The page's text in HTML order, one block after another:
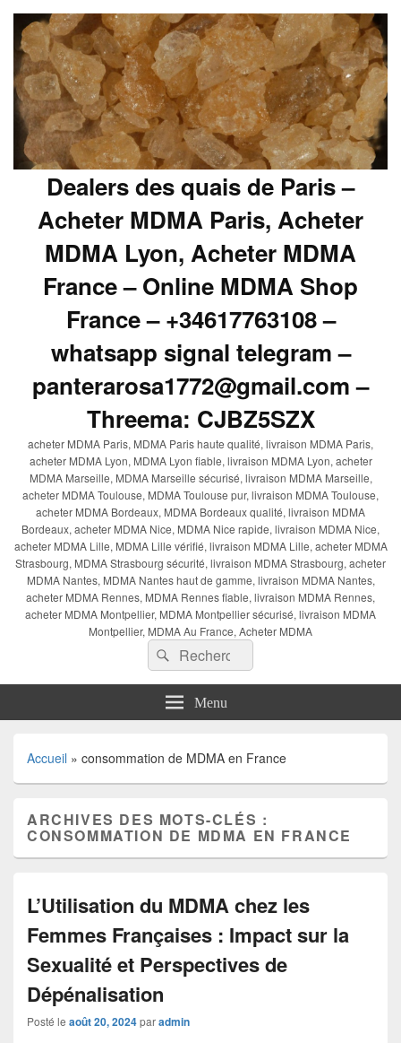
Dealers des quais de Paris –
Acheter MDMA Paris, Acheter
MDMA Lyon, Acheter MDMA
France – Online MDMA Shop
France – +34617763108 –
whatsapp signal telegram –
panterarosa1772@gmail.com –
Threema: CJBZ5SZX
acheter MDMA Paris, MDMA Paris haute qualité, livraison MDMA Paris,
acheter MDMA Lyon, MDMA Lyon fiable, livraison MDMA Lyon, acheter
MDMA Marseille, MDMA Marseille sécurisé, livraison MDMA Marseille,
acheter MDMA Toulouse, MDMA Toulouse pur, livraison MDMA Toulouse,
acheter MDMA Bordeaux, MDMA Bordeaux qualité, livraison MDMA
Bordeaux, acheter MDMA Nice, MDMA Nice rapide, livraison MDMA Nice,
acheter MDMA Lille, MDMA Lille vérifié, livraison MDMA Lille, acheter MDMA
Strasbourg, MDMA Strasbourg sécurité, livraison MDMA Strasbourg, acheter
MDMA Nantes, MDMA Nantes haut de gamme, livraison MDMA Nantes,
acheter MDMA Rennes, MDMA Rennes fiable, livraison MDMA Rennes,
acheter MDMA Montpellier, MDMA Montpellier sécurisé, livraison MDMA
Montpellier, MDMA Au France, Acheter MDMA
Recherche :
Rechercher
Menu
Accueil » consommation de MDMA en France
ARCHIVES DES MOTS-CLÉS :
CONSOMMATION DE MDMA EN FRANCE
L’Utilisation du MDMA chez les
Femmes Françaises : Impact sur la
Sexualité et Perspectives de
Dépénalisation
Posté le août 20, 2024paradmin